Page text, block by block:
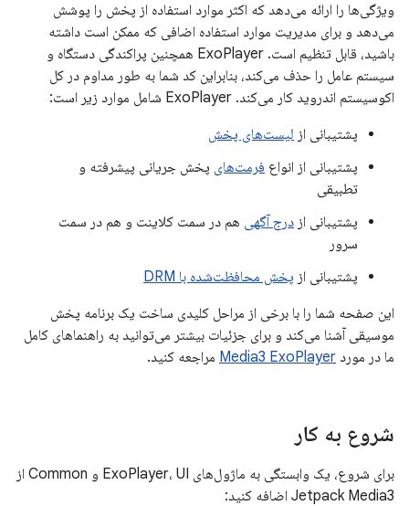
ویژگی‌ها را ارائه می‌دهد که اکثر موارد استفاده از پخش را پوشش
می‌دهد و برای مدیریت موارد استفاده اضافی که ممکن است داشته
باشید، قابل تنظیم است. ExoPlayer همچنین پراکندگی دستگاه و
سیستم عامل را حذف می‌کند، بنابراین کد شما به طور مداوم در کل
اکوسیستم اندروید کار می‌کند. ExoPlayer شامل موارد زیر است:
پشتیبانی از لیست‌های پخش
پشتیبانی از انواع فرمت‌های پخش جریانی پیشرفته و
تطبیقی
پشتیبانی از درج آگهی هم در سمت کلاینت و هم در سمت
سرور
پشتیبانی از پخش محافظت‌شده با DRM
این صفحه شما را با برخی از مراحل کلیدی ساخت یک برنامه پخش
موسیقی آشنا می‌کند و برای جزئیات بیشتر می‌توانید به راهنماهای کامل
ما در مورد Media3 ExoPlayer مراجعه کنید.
شروع به کار
برای شروع، یک وابستگی به ماژول‌های ExoPlayer، UI و Common از
Jetpack Media3 اضافه کنید: